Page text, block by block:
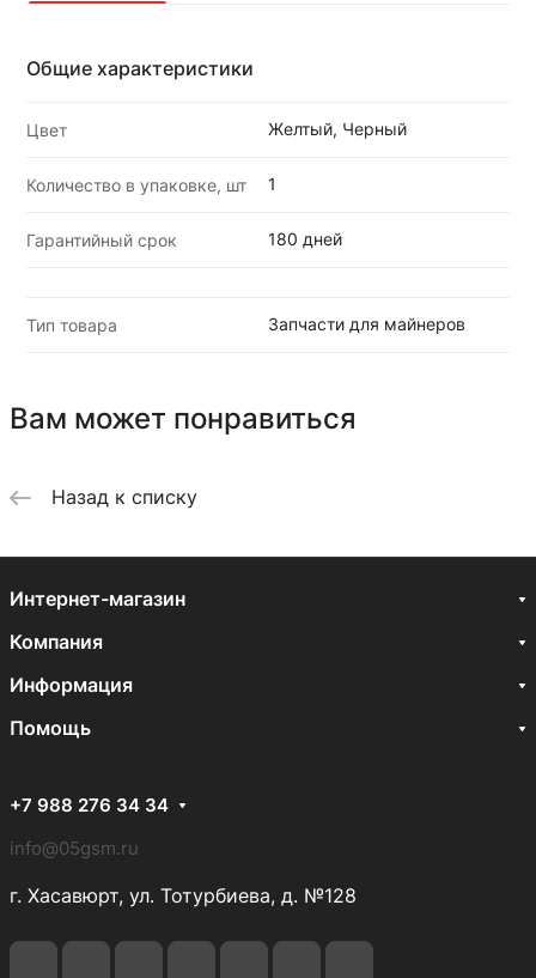
Общие характеристики
Цвет Желтый, Черный
Количество в упаковке, шт 1
Гарантийный срок 180 дней
Тип товара Запчасти для майнеров
Вам может понравиться
Назад к списку
Интернет-магазин
Компания
Информация
Помощь
+7 988 276 34 34
info@05gsm.ru
г. Хасавюрт, ул. Тотурбиева, д. №128